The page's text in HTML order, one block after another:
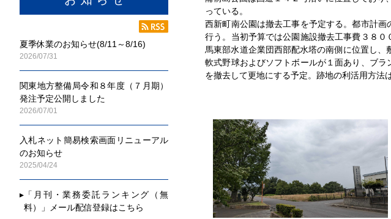
夏季休業のお知らせ(8/11～8/16)
2026/07/31
関東地方整備局令和８年度（７月期）
発注予定公開しました
2026/07/01
入札ネット簡易検索画面リニューアル
のお知らせ
2025/04/24
▸ 「月刊・業務委託ランキング（無
料）」メール配信登録はこちら
っている。
西新町南公園は撤去工事を予定する。都市計
行う。当初予算では公園施設撤去工事費３８
馬東部水道企業団西部配水塔の南側に位置し、
軟式野球およびソフトボールが１面あり、ブ
を撤去して更地にする予定。跡地の利活用方法